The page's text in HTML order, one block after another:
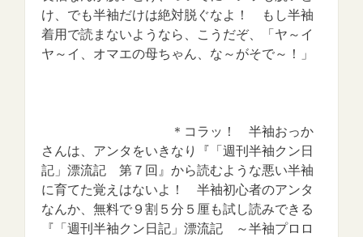
け、でも半袖だけは絶対脱ぐなよ！ もし半袖
着用で読まないようなら、こうだぞ、「ヤ～イ
ヤ～イ、オマエの母ちゃん、な～がそで～！」
＊コラッ！ 半袖おっか
さんは、アンタをいきなり『「週刊半袖クン日
記」漂流記 第７回』から読むような悪い半袖
に育てた覚えはないよ！ 半袖初心者のアンタ
なんか、無料で９割５分５厘も試し読みできる
『「週刊半袖クン日記」漂流記 ～半袖プロロ